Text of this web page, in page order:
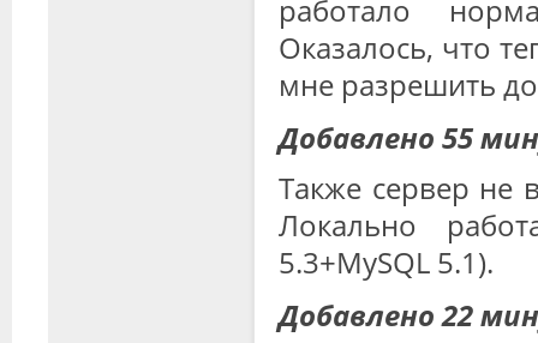
работало
Оказалось, что
мне разрешить
Добавлено 55
Также сервер не
Локально
5.3+MySQL 5.1).
Добавлено 22